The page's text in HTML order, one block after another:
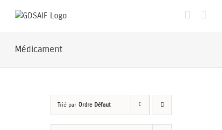
Médicament
Trié par Ordre Défaut